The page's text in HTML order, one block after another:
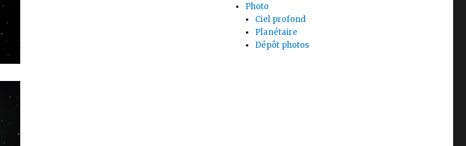
Photo
Ciel profond
Planétaire
Dépôt photos